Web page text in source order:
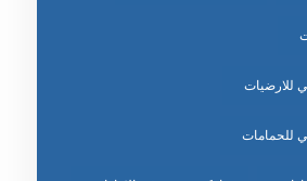
للارضيات
للحمامات